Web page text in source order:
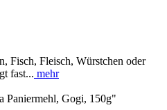
Fisch, Fleisch, Würstchen oder
fast... mehr
Paniermehl, Gogi, 150g"